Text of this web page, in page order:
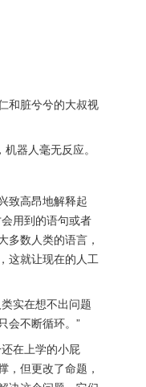
和脏兮兮的大叔视
器人毫无反应。
致高昂地解释起
用到的语句或者
多数人类的语言，
这就让现在的人工
实在想不出问题
会不断循环。”
在上学的小屁
，但更改了命题，